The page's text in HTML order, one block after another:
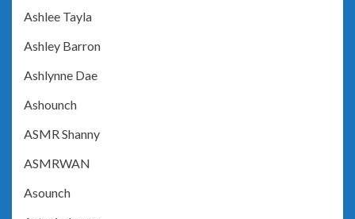
Ashlee Tayla
Ashley Barron
Ashlynne Dae
Ashounch
ASMR Shanny
ASMRWAN
Asounch